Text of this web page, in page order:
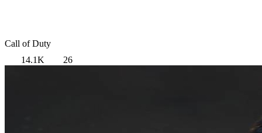
Call of Duty
14.1K
26